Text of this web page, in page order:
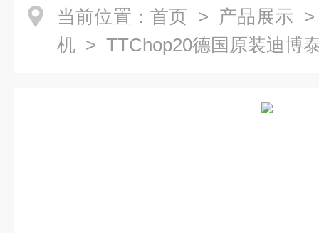
当前位置： 首页 > 产品展示
机 > TTChop20德国原装迪博